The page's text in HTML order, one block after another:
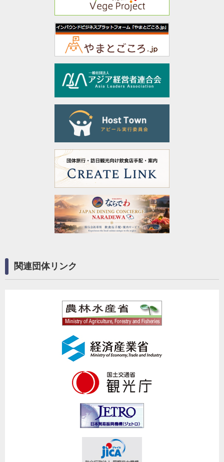
関連団体リンク